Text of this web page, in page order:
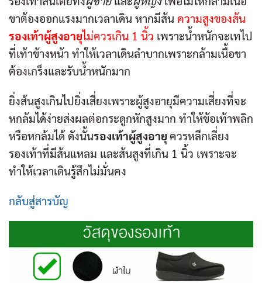
ขาต้องออกแรงมากเวลาเดิน หากมีส้น ความสูงของส้น
รองเท้าผู้สูงอายุไม่ควรเกิน 1 นิ้ว เพราะน้ำหนักจะเทไป
ที่เท้าข้างหน้า ทำให้เวลาเดินลำบากเพราะกล้ามเนื้อขา
ต้องเกร็งและรับน้ำหนักมาก
ยิ่งส้นสูงเกินไปยิ่งเสี่ยงเพราะผู้สูงอายุมีความเสี่ยงที่จะ
หกล้มได้ง่ายส่งผลต่อกระดูกหักสูงมาก ทำให้ข้อเท้าพลิก
หรือหกล้มได้ ดังนั้นรองเท้าผู้สูงอายุ ควรหลีกเลี่ยง
รองเท้าที่มีส้นแหลม และส้นสูงที่เกิน 1 นิ้ว เพราะจะ
ทำให้เวลาเดินรู้สึกไม่มั่นคง
กลับสู่สารบัญ